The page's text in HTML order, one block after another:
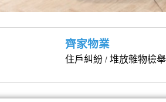
齊家物業
住戶糾紛/ 堆放雜物檢舉